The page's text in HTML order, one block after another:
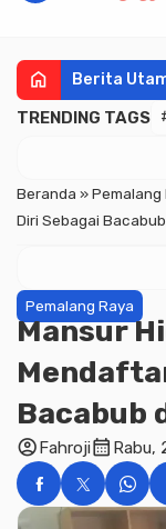
home Berita
TRENDING TAGS
Beranda »Pemalang
Diri Sebagai
Pemalang Raya
Mansur
Bacabub
account_circleFahrojicalendar_month Rabu,